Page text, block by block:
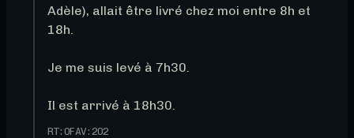
Adèle), allait être livré chez moi entre 8h et
18h.
Je me suis levé à 7h30.
Il est arrivé à 18h30.
RT:0FAV: 202